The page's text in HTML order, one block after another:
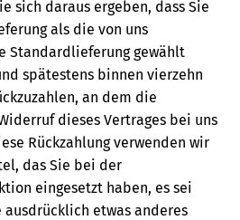
sich daraus ergeben, dass Sie
als die von uns
Standardlieferung gewählt
spätestens binnen vierzehn
an dem die
dieses Vertrages bei uns
Rückzahlung verwenden wir
das Sie bei der
eingesetzt haben, es sei
etwas anderes